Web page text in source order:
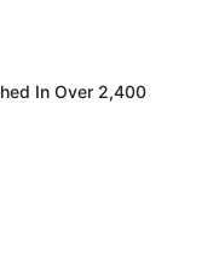
In Over 2,400